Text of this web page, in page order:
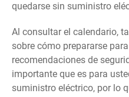
quedarse sin suministro
Al consultar el calendario,
sobre cómo prepararse
recomendaciones de
importante que es para
suministro eléctrico, por lo